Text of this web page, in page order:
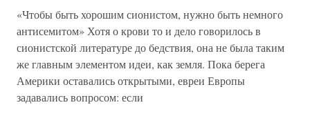
«Чтобы быть хорошим сионистом, нужно быть немного
антисемитом» Хотя о крови то и дело говорилось в
сионистской литературе до бедствия, она не была таким
же главным элементом идеи, как земля. Пока берега
Америки оставались открытыми, евреи Европы
задавались вопросом: если